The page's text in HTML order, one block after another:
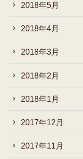
2018年5月
2018年4月
2018年3月
2018年2月
2018年1月
2017年12月
2017年11月